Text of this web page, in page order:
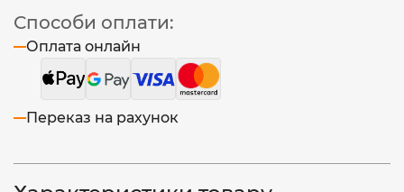
Способи оплати:
Оплата онлайн
Переказ на рахунок